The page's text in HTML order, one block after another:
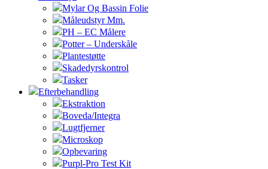
Mylar Og Bassin Folie
Måleudstyr Mm.
PH – EC Målere
Potter – Underskåle
Plantestøtte
Skadedyrskontrol
Tasker
Efterbehandling
Ekstraktion
Boveda/Integra
Lugtfjerner
Microskop
Opbevaring
Purpl-Pro Test Kit